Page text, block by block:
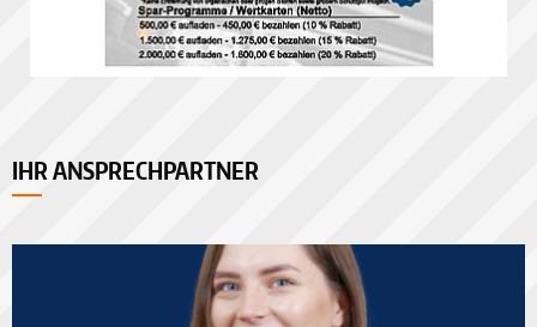
IHR ANSPRECHPARTNER